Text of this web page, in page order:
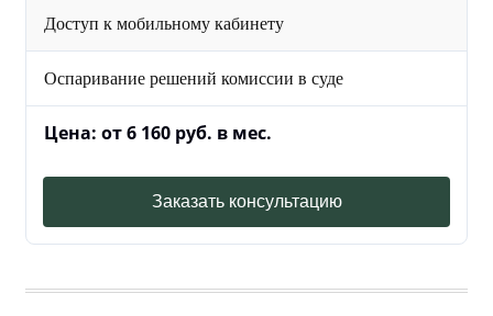
Доступ к мобильному кабинету
Оспаривание решений комиссии в суде
Цена: от 6 160 руб. в мес.
Заказать консультацию